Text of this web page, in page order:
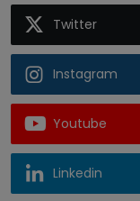
Twitter
Instagram
Youtube
Linkedin